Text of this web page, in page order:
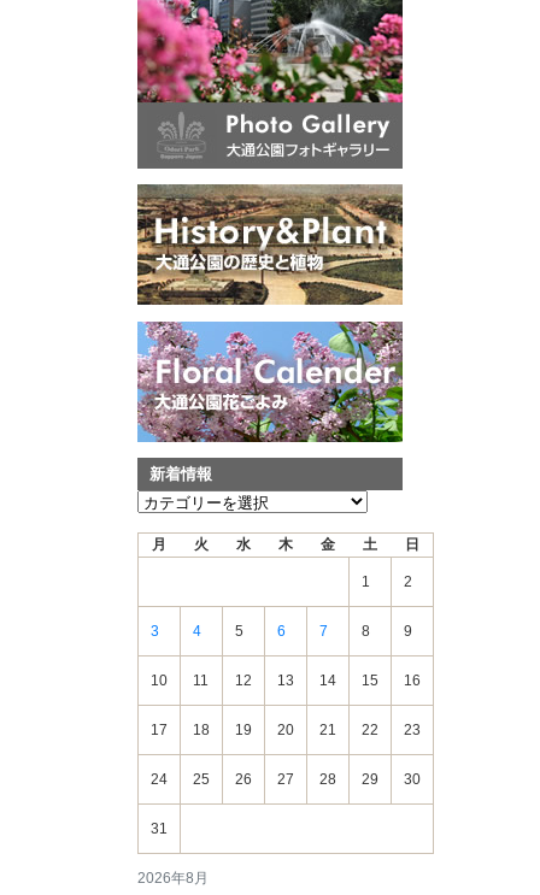
新着情報
新
2026年8月
月 火 水 木 金 土 日
1 2
3 4 5 6 7 8 9
10 11 12 13 14 15 16
17 18 19 20 21 22 23
24 25 26 27 28 29 30
31